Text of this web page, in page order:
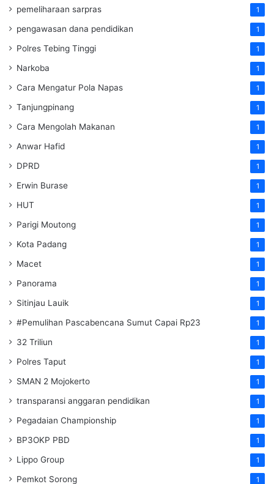
pemeliharaan sarpras 1
pengawasan dana pendidikan 1
Polres Tebing Tinggi 1
Narkoba 1
Cara Mengatur Pola Napas 1
Tanjungpinang 1
Cara Mengolah Makanan 1
Anwar Hafid 1
DPRD 1
Erwin Burase 1
HUT 1
Parigi Moutong 1
Kota Padang 1
Macet 1
Panorama 1
Sitinjau Lauik 1
#Pemulihan Pascabencana Sumut Capai Rp23 1
32 Triliun 1
Polres Taput 1
SMAN 2 Mojokerto 1
transparansi anggaran pendidikan 1
Pegadaian Championship 1
BP3OKP PBD 1
Lippo Group 1
Pemkot Sorong 1